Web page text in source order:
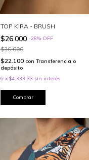
TOP KIRA - BRUSH
$26.000 -28% OFF
$36.000
$22.100 con Transferencia o
depósito
6 x $4.333,33 sin interés
Comprar